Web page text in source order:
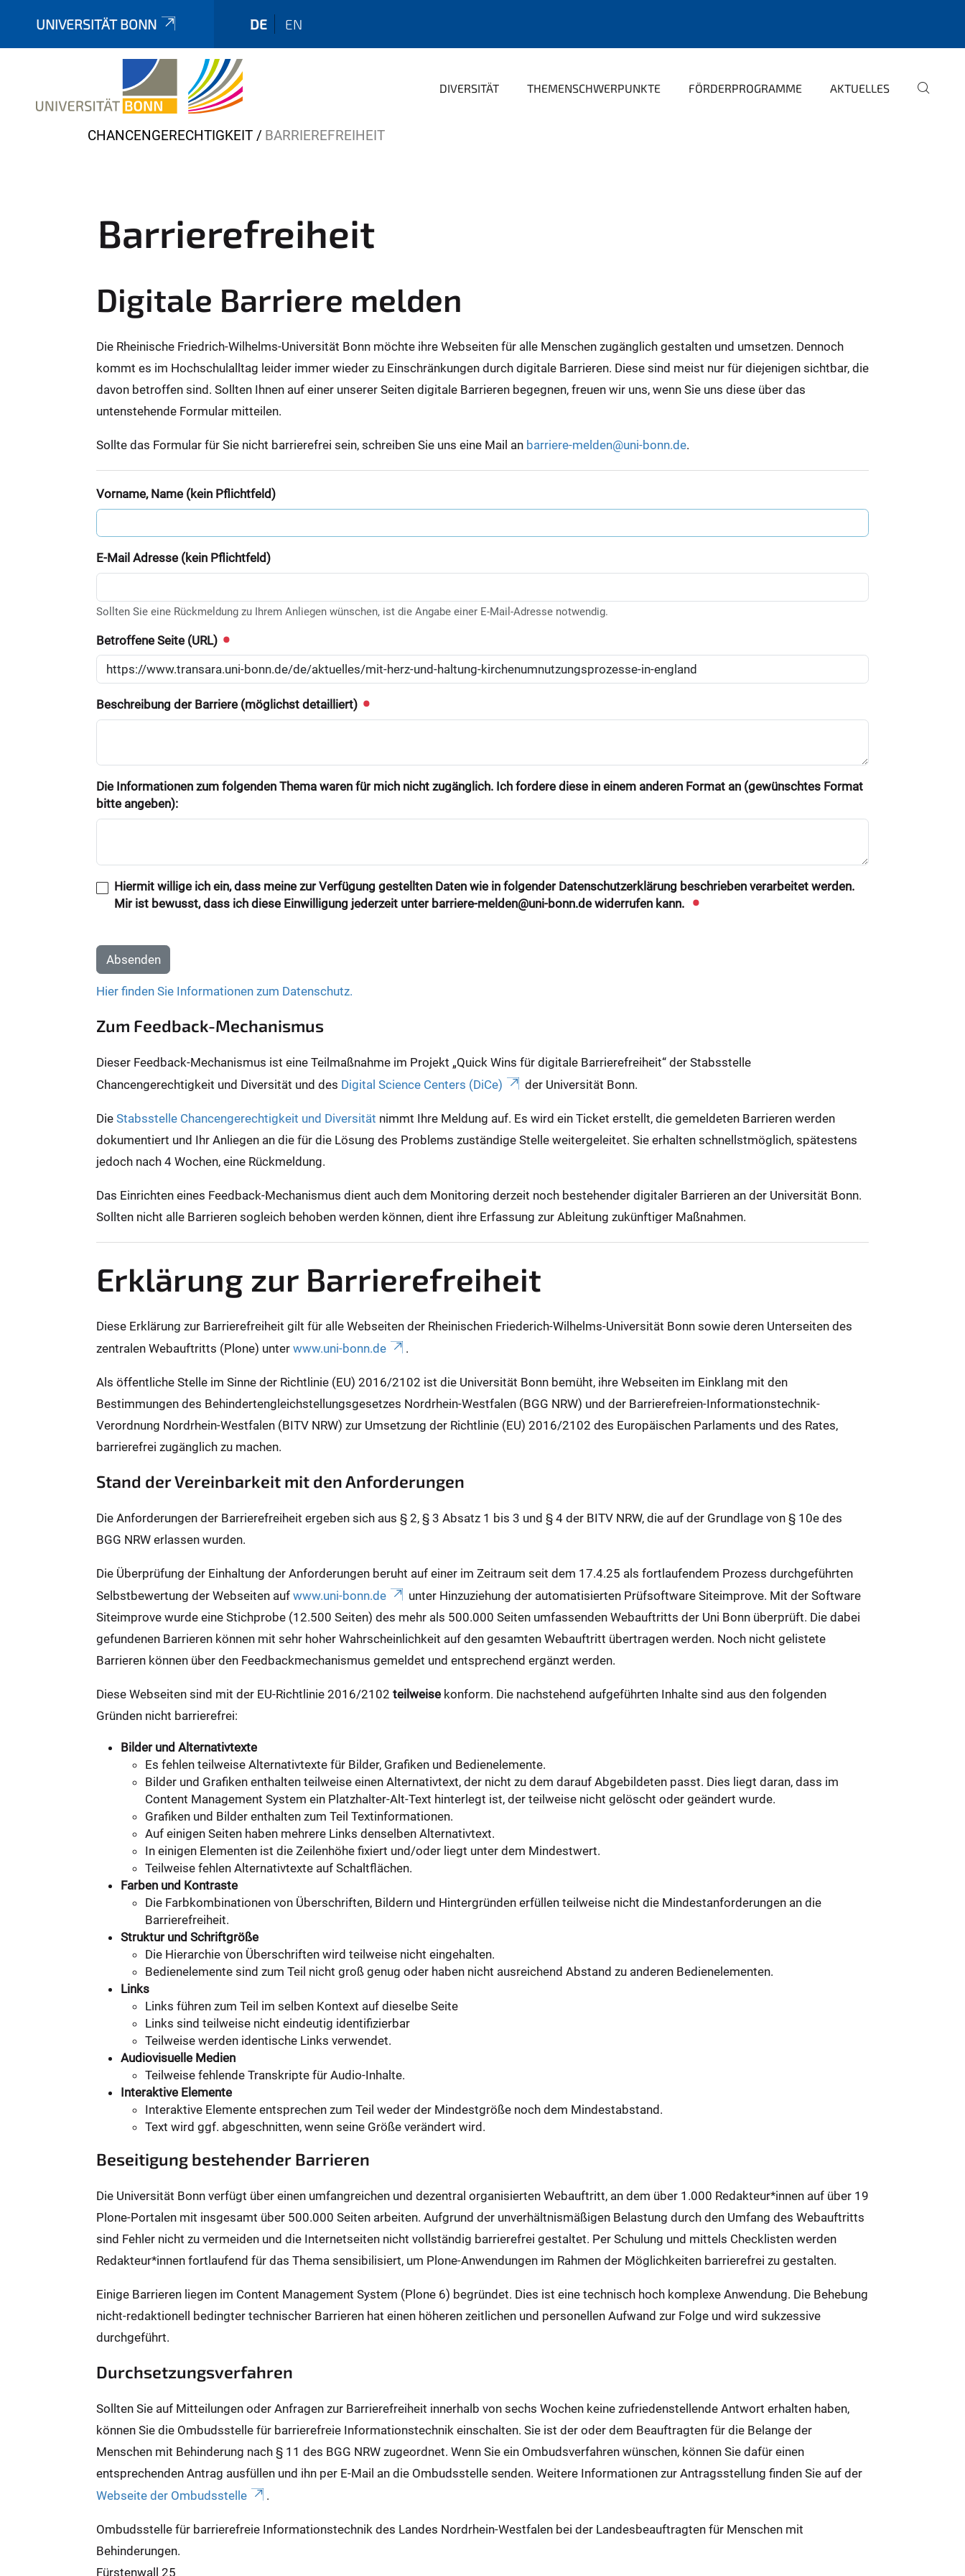
UNIVERSITÄT BONN DE EN
DIVERSITÄT THEMENSCHWERPUNKTE FÖRDERPROGRAMME AKTUELLES
Y
CHANCENGERECHTIGKEIT BARRIEREFREIHEIT
Barrierefreiheit
Digitale Barriere melden
Die Rheinische Friedrich-Wilhelms-Universität Bonn möchte ihre Webseiten für alle Menschen zugänglich gestalten und umsetzen. Dennoch
kommt es im Hochschulalltag leider immer wieder zu Einschränkungen durch digitale Barrieren. Diese sind meist nur für diejenigen sichtbar, die
davon betroffen sind. Sollten Ihnen auf einer unserer Seiten digitale Barrieren begegnen, freuen wir uns, wenn Sie uns diese über das
untenstehende Formular mitteilen.
Sollte das Formular für Sie nicht barrierefrei sein, schreiben Sie uns eine Mail an barriere-melden@uni-bonn.de.
Vorname, Name (kein Pflichtfeld)
E-Mail Adresse (kein Pflichtfeld)
Sollten Sie eine Rückmeldung zu Ihrem Anliegen wünschen, ist die Angabe einer E-Mail-Adresse notwendig.
Betroffene Seite (URL)
Beschreibung der Barriere (möglichst detailliert)
Die Informationen zum folgenden Thema waren für mich nicht zugänglich. Ich fordere diese in einem anderen Format an (gewünschtes Format
bitte angeben):
Hiermit willige ich ein, dass meine zur Verfügung gestellten Daten wie in folgender Datenschutzerklärung beschrieben verarbeitet werden.
Mir ist bewusst, dass ich diese Einwilligung jederzeit unter barriere-melden@uni-bonn.de widerrufen kann.
Absenden
Hier finden Sie Informationen zum Datenschutz.
Zum Feedback-Mechanismus
Dieser Feedback-Mechanismus ist eine Teilmaßnahme im Projekt „Quick Wins für digitale Barrierefreiheit“ der Stabsstelle
Chancengerechtigkeit und Diversität und des Digital Science Centers (DiCe) der Universität Bonn.
Die Stabsstelle Chancengerechtigkeit und Diversität nimmt Ihre Meldung auf. Es wird ein Ticket erstellt, die gemeldeten Barrieren werden
dokumentiert und Ihr Anliegen an die für die Lösung des Problems zuständige Stelle weitergeleitet. Sie erhalten schnellstmöglich, spätestens
jedoch nach 4 Wochen, eine Rückmeldung.
Das Einrichten eines Feedback-Mechanismus dient auch dem Monitoring derzeit noch bestehender digitaler Barrieren an der Universität Bonn.
Sollten nicht alle Barrieren sogleich behoben werden können, dient ihre Erfassung zur Ableitung zukünftiger Maßnahmen.
Erklärung zur Barrierefreiheit
Diese Erklärung zur Barrierefreiheit gilt für alle Webseiten der Rheinischen Friederich-Wilhelms-Universität Bonn sowie deren Unterseiten des
zentralen Webauftritts (Plone) unter www.uni-bonn.de .
Als öffentliche Stelle im Sinne der Richtlinie (EU) 2016/2102 ist die Universität Bonn bemüht, ihre Webseiten im Einklang mit den
Bestimmungen des Behindertengleichstellungsgesetzes Nordrhein-Westfalen (BGG NRW) und der Barrierefreien-Informationstechnik-
Verordnung Nordrhein-Westfalen (BITV NRW) zur Umsetzung der Richtlinie (EU) 2016/2102 des Europäischen Parlaments und des Rates,
barrierefrei zugänglich zu machen.
Stand der Vereinbarkeit mit den Anforderungen
Die Anforderungen der Barrierefreiheit ergeben sich aus § 2, § 3 Absatz 1 bis 3 und § 4 der BITV NRW, die auf der Grundlage von § 10e des
BGG NRW erlassen wurden.
Die Überprüfung der Einhaltung der Anforderungen beruht auf einer im Zeitraum seit dem 17.4.25 als fortlaufendem Prozess durchgeführten
Selbstbewertung der Webseiten auf www.uni-bonn.de
unter Hinzuziehung der automatisierten Prüfsoftware Siteimprove. Mit der Software
Siteimprove wurde eine Stichprobe (12.500 Seiten) des mehr als 500.000 Seiten umfassenden Webauftritts der Uni Bonn überprüft. Die dabei
gefundenen Barrieren können mit sehr hoher Wahrscheinlichkeit auf den gesamten Webauftritt übertragen werden. Noch nicht gelistete
Barrieren können über den Feedbackmechanismus gemeldet und entsprechend ergänzt werden.
Diese Webseiten sind mit der EU-Richtlinie 2016/2102 teilweisekonform. Die nachstehend aufgeführten Inhalte sind aus den folgenden
Gründen nicht barrierefrei:
Bilder und Alternativtexte
Es fehlen teilweise Alternativtexte für Bilder, Grafiken und Bedienelemente.
Bilder und Grafiken enthalten teilweise einen Alternativtext, der nicht zu dem darauf Abgebildeten passt. Dies liegt daran, dass im
Content Management System ein Platzhalter-Alt-Text hinterlegt ist, der teilweise nicht gelöscht oder geändert wurde.
Grafiken und Bilder enthalten zum Teil Textinformationen.
Auf einigen Seiten haben mehrere Links denselben Alternativtext.
In einigen Elementen ist die Zeilenhöhe fixiert und/oder liegt unter dem Mindestwert.
Teilweise fehlen Alternativtexte auf Schaltflächen.
Farben und Kontraste
Die Farbkombinationen von Überschriften, Bildern und Hintergründen erfüllen teilweise nicht die Mindestanforderungen an die
Barrierefreiheit.
Struktur und Schriftgröße
Die Hierarchie von Überschriften wird teilweise nicht eingehalten.
Bedienelemente sind zum Teil nicht groß genug oder haben nicht ausreichend Abstand zu anderen Bedienelementen.
Links
Links führen zum Teil im selben Kontext auf dieselbe Seite
Links sind teilweise nicht eindeutig identifizierbar
Teilweise werden identische Links verwendet.
Audiovisuelle Medien
Teilweise fehlende Transkripte für Audio-Inhalte.
Interaktive Elemente
Interaktive Elemente entsprechen zum Teil weder der Mindestgröße noch dem Mindestabstand.
Text wird ggf. abgeschnitten, wenn seine Größe verändert wird.
Beseitigung bestehender Barrieren
Die Universität Bonn verfügt über einen umfangreichen und dezentral organisierten Webauftritt, an dem über 1.000 Redakteur*innen auf über 19
Plone-Portalen mit insgesamt über 500.000 Seiten arbeiten. Aufgrund der unverhältnismäßigen Belastung durch den Umfang des Webauftritts
sind Fehler nicht zu vermeiden und die Internetseiten nicht vollständig barrierefrei gestaltet. Per Schulung und mittels Checklisten werden
Redakteur*innen fortlaufend für das Thema sensibilisiert, um Plone-Anwendungen im Rahmen der Möglichkeiten barrierefrei zu gestalten.
Einige Barrieren liegen im Content Management System (Plone 6) begründet. Dies ist eine technisch hoch komplexe Anwendung. Die Behebung
nicht-redaktionell bedingter technischer Barrieren hat einen höheren zeitlichen und personellen Aufwand zur Folge und wird sukzessive
durchgeführt.
Durchsetzungsverfahren
Sollten Sie auf Mitteilungen oder Anfragen zur Barrierefreiheit innerhalb von sechs Wochen keine zufriedenstellende Antwort erhalten haben,
können Sie die Ombudsstelle für barrierefreie Informationstechnik einschalten. Sie ist der oder dem Beauftragten für die Belange der
Menschen mit Behinderung nach § 11 des BGG NRW zugeordnet. Wenn Sie ein Ombudsverfahren wünschen, können Sie dafür einen
entsprechenden Antrag ausfüllen und ihn per E-Mail an die Ombudsstelle senden. Weitere Informationen zur Antragsstellung finden Sie auf der
Webseite der Ombudsstelle
.
Ombudsstelle für barrierefreie Informationstechnik des Landes Nordrhein-Westfalen bei der Landesbeauftragten für Men­schen mit
Behinderungen.
Fürstenwall 25